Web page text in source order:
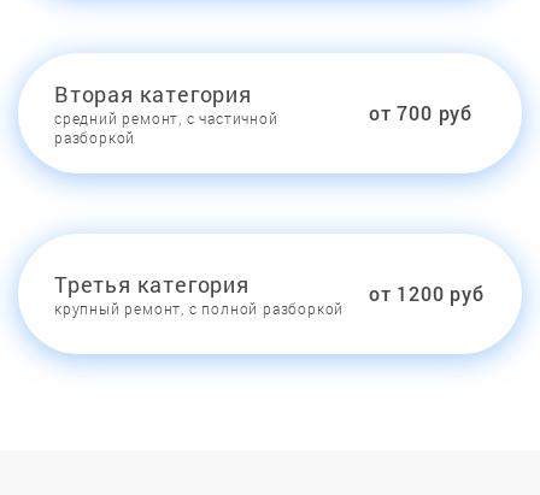
Вторая категория
средний ремонт, с частичной
разборкой
от 700 руб
Третья категория
крупный ремонт, с полной разборкой
от 1200 руб